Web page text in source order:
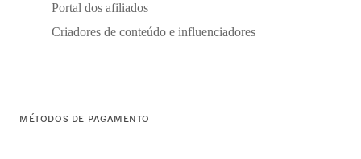
Portal dos afiliados
Criadores de conteúdo e influenciadores
MÉTODOS DE PAGAMENTO